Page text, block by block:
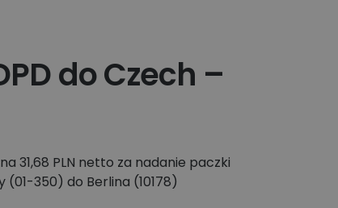
do Czech –
31,68 PLN netto za nadanie paczki
(01-350) do Berlina (10178)